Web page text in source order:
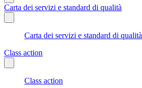
Carta dei servizi e standard di qualità
Carta dei servizi e standard di qualità
Class action
Class action